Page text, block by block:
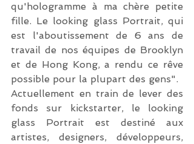
qu'hologramme à ma chère petite
fille. Le looking glass Portrait, qui
est l'aboutissement de 6 ans de
travail de nos équipes de Brooklyn
et de Hong Kong, a rendu ce rêve
possible pour la plupart des gens".
Actuellement en train de lever des
fonds sur kickstarter, le looking
glass Portrait est destiné aux
artistes, designers, développeurs,